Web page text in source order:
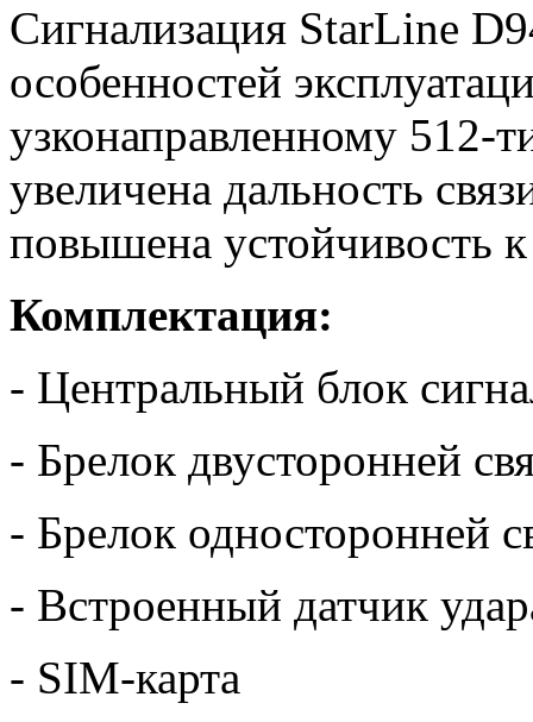
Сигнализация StarLine
особенностей
узконаправленному 512-
увеличена дальность
повышена устойчивость
Комплектация:
- Центральный блок
- Брелок двусторонней
- Брелок односторонней
- Встроенный датчик
- SIM-карта